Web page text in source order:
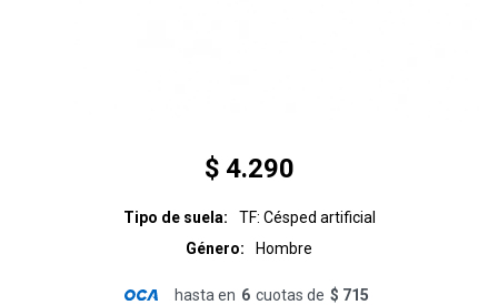
$ 4.290
Tipo de suela
TF: Césped artificial
Género
Hombre
hasta en 6 cuotas de $ 715